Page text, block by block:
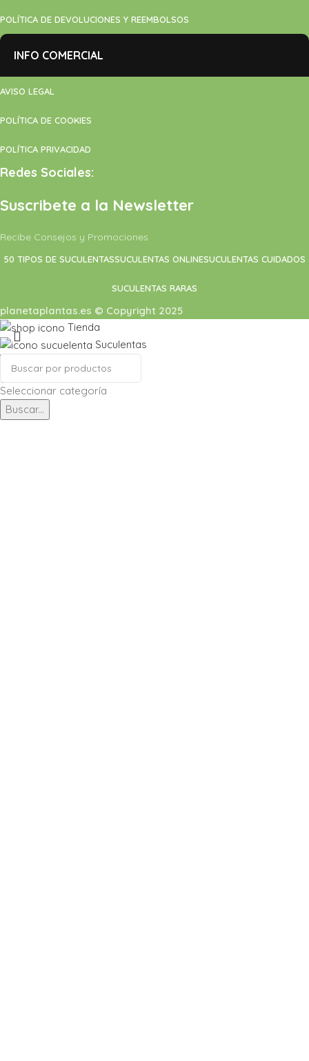
POLÍTICA DE DEVOLUCIONES Y REEMBOLSOS
INFO COMERCIAL
AVISO LEGAL
POLÍTICA DE COOKIES
POLÍTICA PRIVACIDAD
Redes Sociales:
Suscribete a la Newsletter
Recibe Consejos y Promociones
50 TIPOS DE SUCULENTASSUCULENTAS ONLINESUCULENTAS CUIDADOS
SUCULENTAS RARAS
planetaplantas.es © Copyright 2025
Seleccionar categoría
Buscar...
Tienda
Suculentas
0artículos Carrito